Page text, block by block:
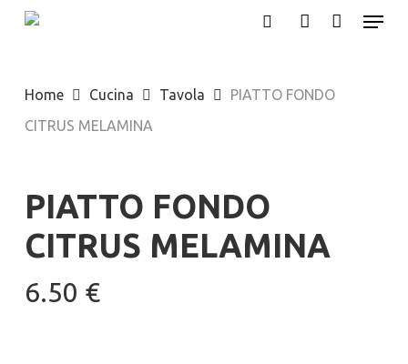
Skip
content
Menu
Home Cucina Tavola
PIATTO FONDO
CITRUS MELAMINA
PIATTO FONDO
CITRUS MELAMINA
6.50 €